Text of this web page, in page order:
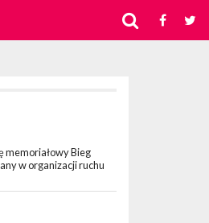
memoriałowy Bieg
w organizacji ruchu